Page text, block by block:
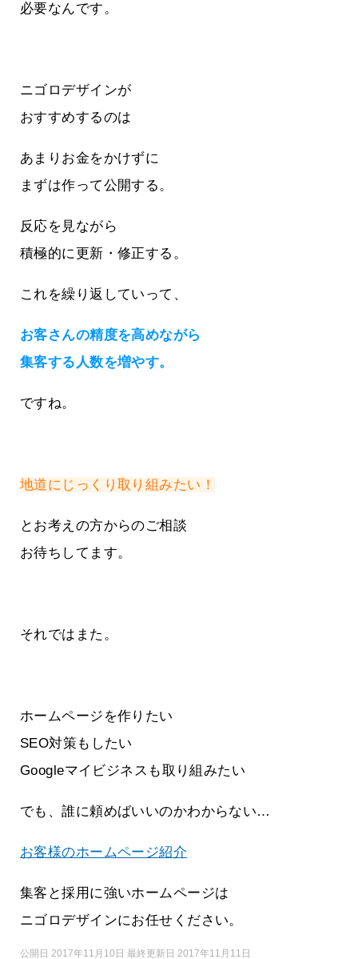
必要なんです。
ニゴロデザインが
おすすめするのは
あまりお金をかけずに
まずは作って公開する。
反応を見ながら
積極的に更新・修正する。
これを繰り返していって、
お客さんの精度を高めながら
集客する人数を増やす。
ですね。
地道にじっくり取り組みたい！
とお考えの方からのご相談
お待ちしてます。
それではまた。
ホームページを作りたい
SEO対策もしたい
Googleマイビジネスも取り組みたい
でも、誰に頼めばいいのかわからない…
お客様のホームページ紹介
集客と採用に強いホームページは
ニゴロデザインにお任せください。
公開日 2017年11月10日 最終更新日 2017年11月11日